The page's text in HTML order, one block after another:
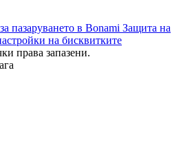
пазаруването в Bonami Защита на
на бисквитките
права запазени.